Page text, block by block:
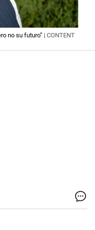
no su futuro” | CONTENT